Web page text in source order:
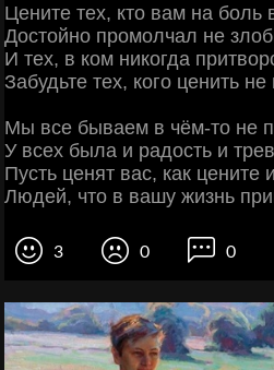
Цените тех, кто вам на боль
Достойно промолчал не
И тех, в ком никогда
Забудьте тех, кого ценить
Мы все бываем в чём-то не
У всех была и радость и
Пусть ценят вас, как цените
Людей, что в вашу жизнь
3 0 0